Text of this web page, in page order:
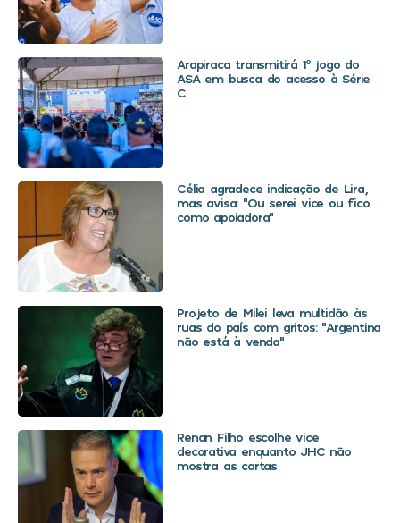
Arapiraca transmitirá 1º jogo do
ASA em busca do acesso à Série
C
Célia agradece indicação de Lira,
mas avisa: “Ou serei vice ou fico
como apoiadora”
Projeto de Milei leva multidão às
ruas do país com gritos: “Argentina
não está à venda”
Renan Filho escolhe vice
decorativa enquanto JHC não
mostra as cartas